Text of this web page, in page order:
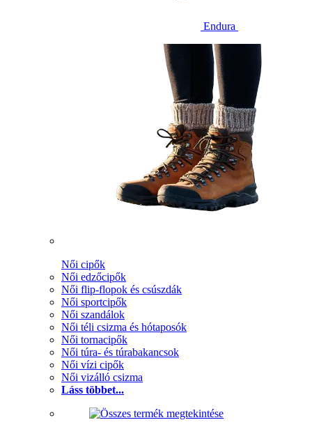
Endura
Női cipők
Női edzőcipők
Női flip-flopok és csúszdák
Női sportcipők
Női szandálok
Női téli csizma és hótaposók
Női tornacipők
Női túra- és túrabakancsok
Női vízi cipők
Női vizálló csizma
Láss többet...